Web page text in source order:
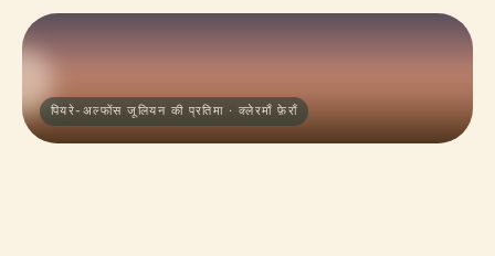
पियरे-अल्फोंस जूलियन की प्रतिमा · क्लेरमाँ फ़ेराँ